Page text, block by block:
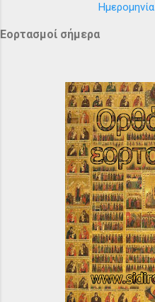
Ημερομηνία
Εορτασμοί σήμερα